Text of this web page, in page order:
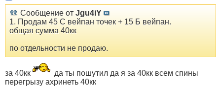
Сообщение от Jgu4iY
1. Продам 45 С вейпан точек + 15 Б вейпан.
общая сумма 40кк
по отдельности не продаю.
за 40кк
да ты пошутил да я за 40кк всем спины
перегрызу ахринеть 40кк